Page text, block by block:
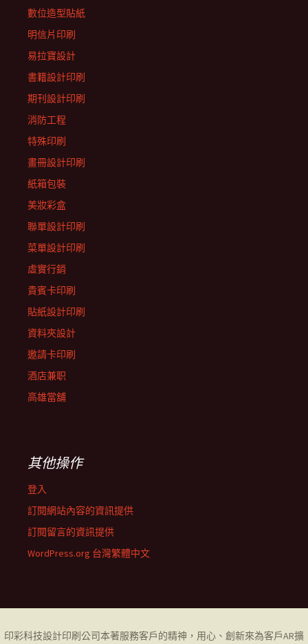
數位造型貼紙
明信片印刷
易拉寶設計
書籍設計印刷
期刊設計印刷
消防工程
特殊印刷
畫冊設計印刷
紙箱包裝
美妝彩盒
聯單設計印刷
菜單設計印刷
虛實行銷
貴賓卡印刷
貼紙設計印刷
資料夾設計
邀請卡印刷
酒店兼职
高雄當舖
其他操作
登入
訂閱網站內容的資訊提供
訂閱留言的資訊提供
WordPress.org 台灣繁體中文
印彩科技設計印刷公司本著服務客戶的精神，用心、創新來為客戶AR擴